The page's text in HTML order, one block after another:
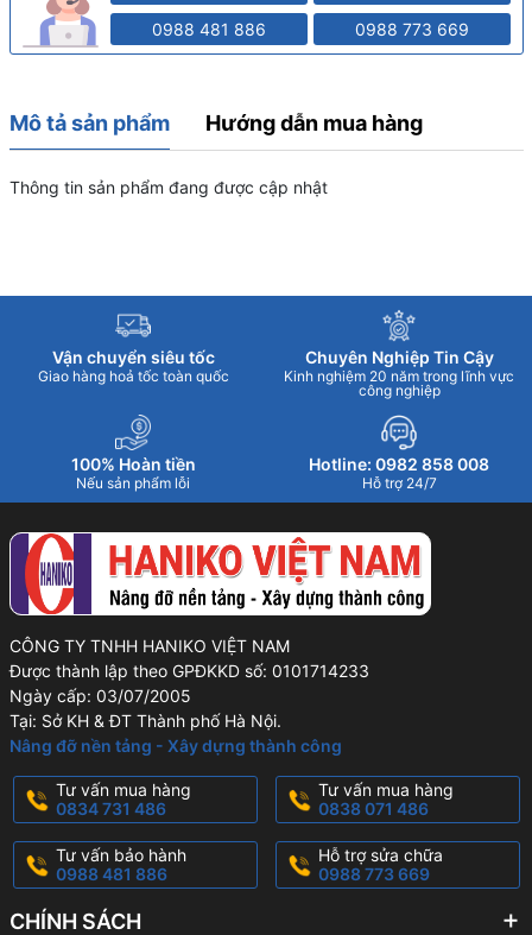
0988 481 886 0988 773 669
Mô tả sản phẩm Hướng dẫn mua hàng
Thông tin sản phẩm đang được cập nhật
Vận chuyển siêu tốc
Giao hàng hoả tốc toàn quốc
Chuyên Nghiệp Tin Cậy
Kinh nghiệm 20 năm trong lĩnh vực
công nghiệp
100% Hoàn tiền
Nếu sản phẩm lỗi
Hotline: 0982 858 008
Hỗ trợ 24/7
CÔNG TY TNHH HANIKO VIỆT NAM
Được thành lập theo GPĐKKD số: 0101714233
Ngày cấp: 03/07/2005
Tại: Sở KH & ĐT Thành phố Hà Nội.
Nâng đỡ nền tảng - Xây dựng thành công
Tư vấn mua hàng
0834 731 486
Tư vấn mua hàng
0838 071 486
Tư vấn bảo hành
0988 481 886
Hỗ trợ sửa chữa
0988 773 669
CHÍNH SÁCH